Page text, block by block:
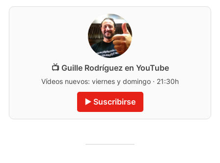
📺 Guille Rodríguez en YouTube
Vídeos nuevos: viernes y domingo · 21:30h
▶️ Suscribirse